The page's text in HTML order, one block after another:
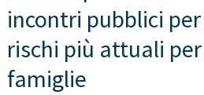
incontri pubblici
rischi più attuali
famiglie